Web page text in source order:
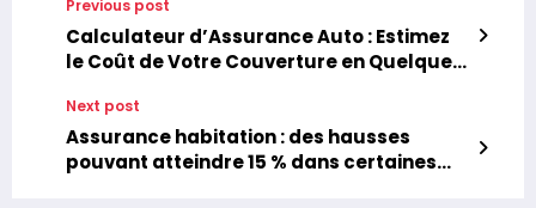
Previous post
Calculateur d’Assurance Auto : Estimez
le Coût de Votre Couverture en Quelques
Next post
Assurance habitation : des hausses
pouvant atteindre 15 % dans certaines